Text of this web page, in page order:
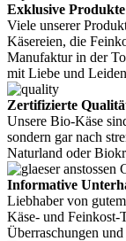
Exklusive Produkte
Viele unserer
Käsereien, die
Manufaktur in der
mit Liebe und
Zertifizierte
Unsere Bio-Käse
sondern gar nach
Naturland oder
Informative
Liebhaber von
Käse- und Feinkost-
Überraschungen